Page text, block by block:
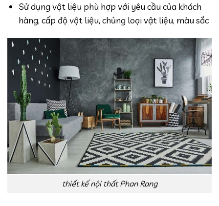
Sử dụng vật liệu phù hợp với yêu cầu của khách
hàng, cấp độ vật liệu, chủng loại vật liệu, màu sắc
thiết kế nội thất Phan Rang